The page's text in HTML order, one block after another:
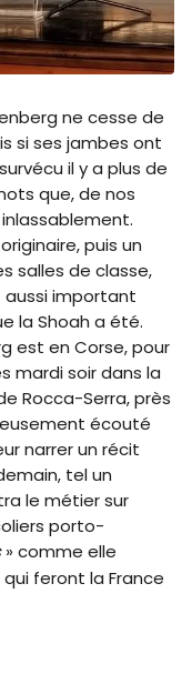
ne cesse de
si ses jambes ont
il y a plus de
que, de nos
puis un
salles de classe,
important
la Shoah a été.
est en Corse, pour
mardi soir dans la
Rocca-Serra, près
écouté
narrer un récit
tel un
le métier sur
porto-
» comme elle
feront la France